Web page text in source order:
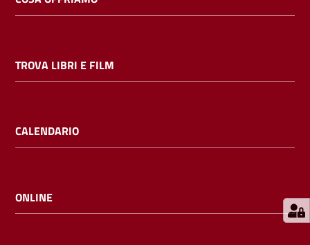
i
TROVA LIBRI E FILM
CALENDARIO
ONLINE